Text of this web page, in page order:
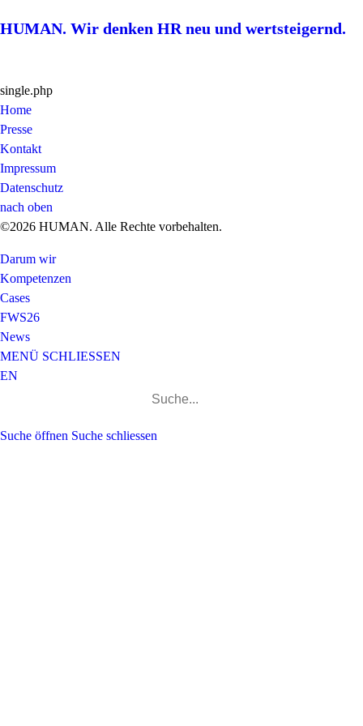
HUMAN. Wir denken HR neu und wertsteigernd.
single.php
Home
Presse
Kontakt
Impressum
Datenschutz
nach oben
©2026 HUMAN. Alle Rechte vorbehalten.
Darum wir
Kompetenzen
Cases
FWS26
News
MENÜ SCHLIESSEN
EN
Suche öffnen Suche schliessen